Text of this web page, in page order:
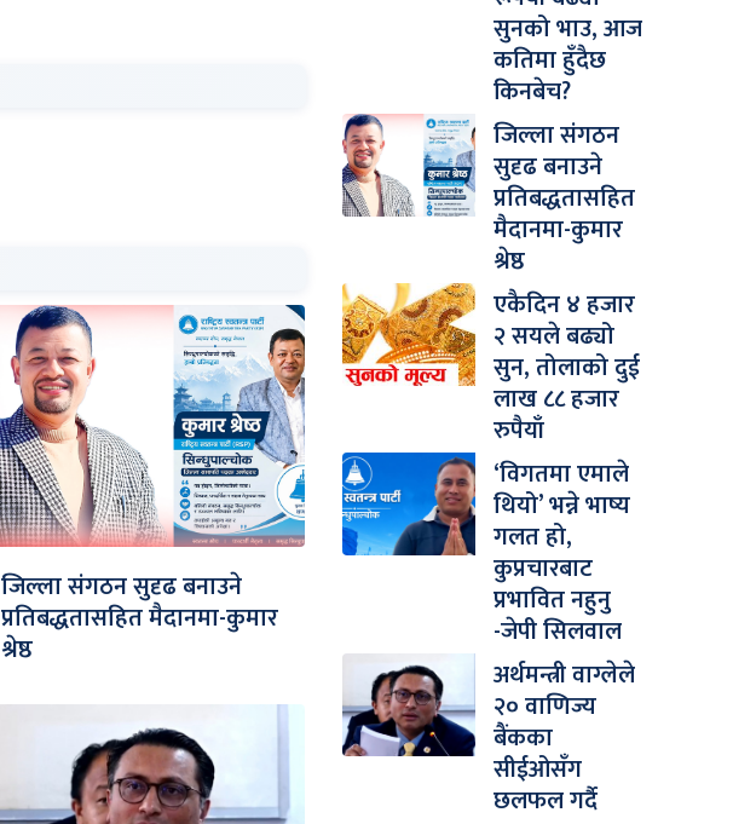
जिल्ला संगठन सुदृढ बनाउने
प्रतिबद्धतासहित मैदानमा-कुमार
श्रेष्ठ
सुनको भाउ, आज
कतिमा हुँदैछ
किनबेच?
जिल्ला संगठन
सुदृढ बनाउने
प्रतिबद्धतासहित
मैदानमा-कुमार
श्रेष्ठ
एकैदिन ४ हजार
२ सयले बढ्यो
सुन, तोलाको दुई
लाख ८८ हजार
रुपैयाँ
‘विगतमा एमाले
थियो’ भन्ने भाष्य
गलत हो,
कुप्रचारबाट
प्रभावित नहुनु
-जेपी सिलवाल
अर्थमन्त्री वाग्लेले
२० वाणिज्य
बैंकका
सीईओसँग
छलफल गर्दै